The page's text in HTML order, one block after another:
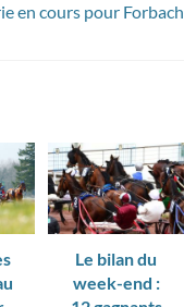
en cours pour Forbach
Le bilan du
week-end :